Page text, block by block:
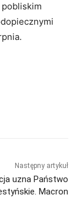
pobliskim
Następny artykuł
uzna Państwo
Macron